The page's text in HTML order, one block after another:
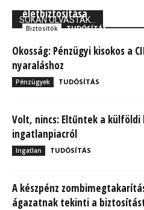
SOKAN OLVASTÁK...
életbiztosítása
Biztosítók TUDÓSÍTÁS
Okosság: Pénzügyi kisokos a
nyaraláshoz
Pénzügyek TUDÓSÍTÁS
Volt, nincs: Eltűntek a
ingatlanpiacról
Ingatlan TUDÓSÍTÁS
A készpénz
ágazatnak tekinti a